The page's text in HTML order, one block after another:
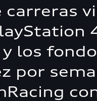
carreras
los
por